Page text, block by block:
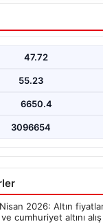
Resmen yok
47.72
55.23
6650.4
3096654
2026: Altın
cumhuriyet altını alış